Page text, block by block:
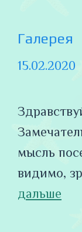
Галерея
15.02.2020
мысль
видимо,
дальше